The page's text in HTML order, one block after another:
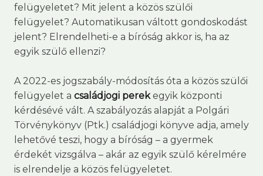
felügyeletet? Mit jelent a közös szülői
felügyelet? Automatikusan váltott gondoskodást
jelent? Elrendelheti-e a bíróság akkor is, ha az
egyik szülő ellenzi?
A 2022-es jogszabály-módosítás óta a közös szülői
felügyelet a családjogi perekegyik központi
kérdésévé vált. A szabályozás alapját a Polgári
Törvénykönyv (Ptk.) családjogi könyve adja, amely
lehetővé teszi, hogy a bíróság – a gyermek
érdekét vizsgálva – akár az egyik szülő kérelmére
is elrendelje a közös felügyeletet.